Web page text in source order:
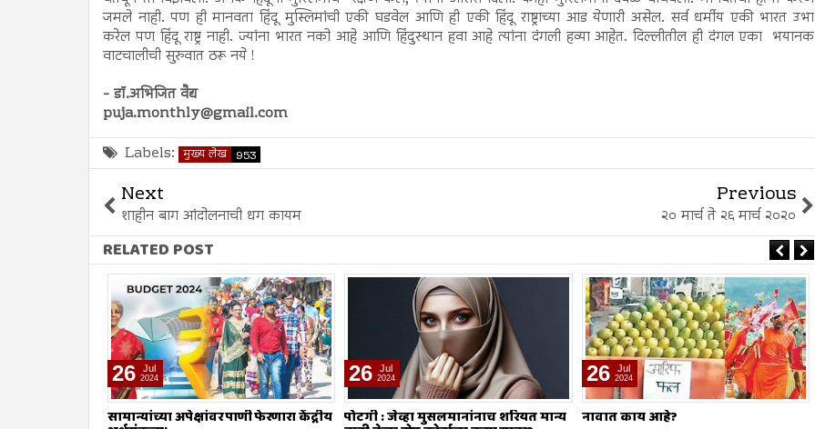
जमले नाही. पण ही मानवता हिंदू मुस्लिमांची एकी घडवेल आणि ही एकी हिंदू राष्ट्राच्या आड येणारी असेल. सर्व धर्मीय एकी भारत उभा
करेल पण हिंदू राष्ट्र नाही. ज्यांना भारत नको आहे आणि हिंदुस्थान हवा आहे त्यांना दंगली हव्या आहेत. दिल्लीतील ही दंगल एका भयानक
वाटचालीची सुरुवात ठरू नये !
- डॉ.अभिजित वैद्य
puja.monthly@gmail.com
Labels: मुख्य लेख 953
Next
शाहीन बाग आंदोलनाची धग कायम
Previous
२० मार्च ते २६ मार्च २०२०
RELATED POST
26 Jul
2024
पोटगी : जेव्हा मुसलमानांनाच शरियत मान्य
26 Jul
2024
नावात काय आहे?
19 Jul
2024
मोहर्रम हा सण नाही?